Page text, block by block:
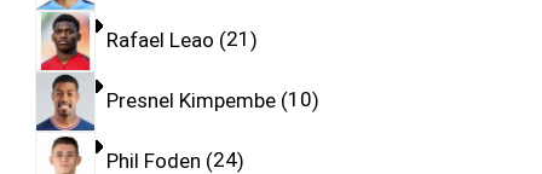
Rafael Leao 21
Presnel Kimpembe 10
Phil Foden 24